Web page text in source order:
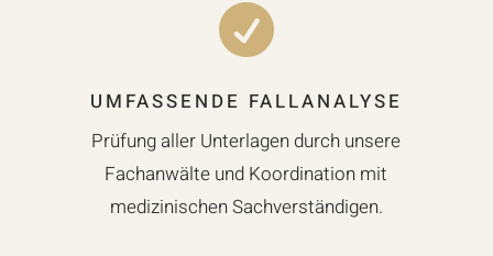

UMFASSENDE FALLANALYSE
Prüfung aller Unterlagen durch unsere
Fachanwälte und Koordination mit
medizinischen Sachverständigen.